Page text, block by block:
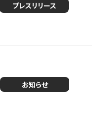
プレスリリース
お知らせ